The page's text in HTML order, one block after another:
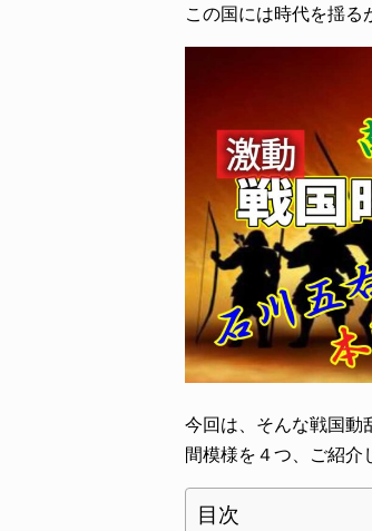
この国には時代を揺る
今回は、そんな戦国動
間模様を４つ、ご紹介
目次